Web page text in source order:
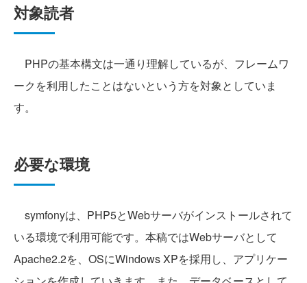
対象読者
PHPの基本構文は一通り理解しているが、フレームワ
ークを利用したことはないという方を対象としていま
す。
必要な環境
symfonyは、PHP5とWebサーバがインストールされて
いる環境で利用可能です。本稿ではWebサーバとして
Apache2.2を、OSにWindows XPを採用し、アプリケー